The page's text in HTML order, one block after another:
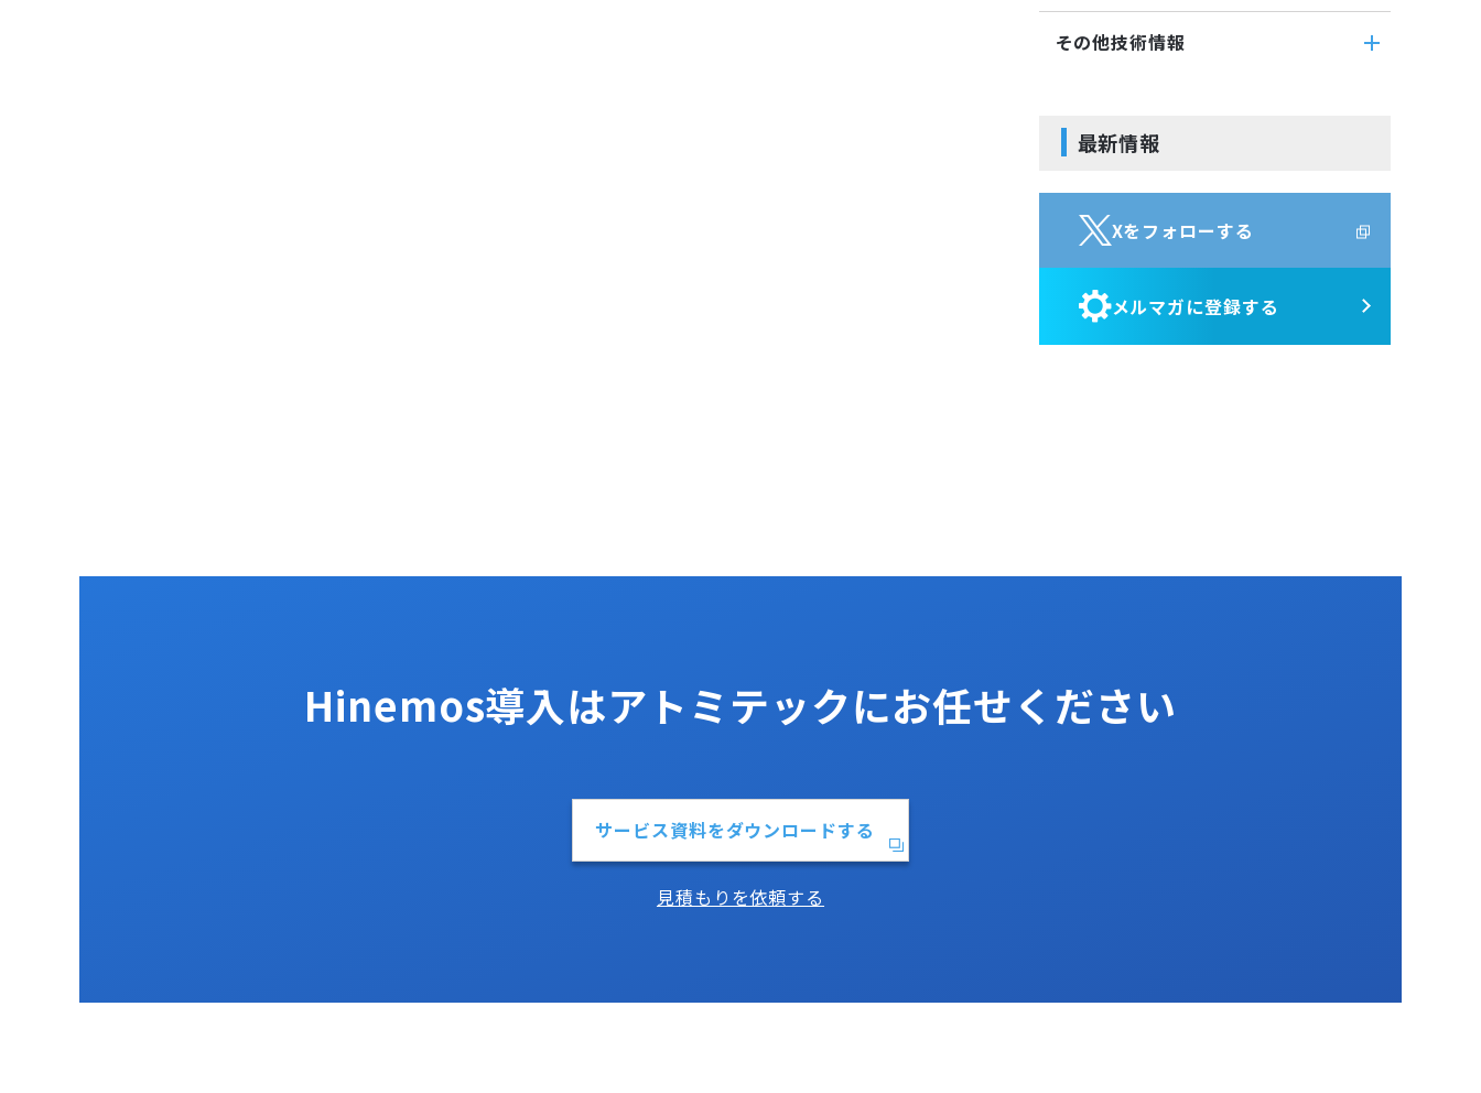
Hinemosエージェント監視
Windowsイベント監視
リソース監視
監視機能全般について
性能機能
Hinemos SDML
カレンダ
リポジトリ
teams
IT Asset コンシェル
その他技術情報
Perl
Python
最新情報
Xをフォローする
メルマガに登録する
Hinemos導入はアトミテックにお任せください
サービス資料をダウンロードする
見積もりを依頼する